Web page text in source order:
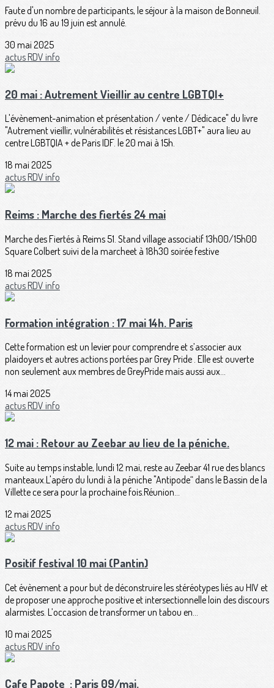
Faute d'un nombre de participants, le séjour à la maison de Bonneuil.
prévu du 16 au 19 juin est annulé.
30 mai 2025
actusRDV info
20 mai : Autrement Vieillir au centre LGBTQI+
L'évènement-animation et présentation / vente / Dédicace" du livre
"Autrement vieillir, vulnérabilités et résistances LGBT+" aura lieu au
centre LGBTQIA + de Paris IDF. le 20 mai à 15h.
18 mai 2025
actus RDV info
Reims : Marche des fiertés 24 mai
Marche des Fiertés à Reims 51. Stand village associatif 13h00/15h00
Square Colbert suivi de la marcheet à 18h30 soirée festive
18 mai 2025
actusRDV info
Formation intégration : 17 mai 14h. Paris
Cette formation est un levier pour comprendre et s’associer aux
plaidoyers et autres actions portées par Grey Pride . Elle est ouverte
non seulement aux membres de GreyPride mais aussi aux...
14 mai 2025
actus RDV info
12 mai : Retour au Zeebar au lieu de la péniche.
Suite au temps instable, lundi 12 mai, reste au Zeebar 41 rue des blancs
manteaux.L'apéro du lundi à la péniche "Antipode“ dans le Bassin de la
Villette ce sera pour la prochaine fois.Réunion...
12 mai 2025
actusRDV info
Positif festival 10 mai (Pantin)
Cet évènement a pour but de déconstruire les stéréotypes liés au HIV et
de proposer une approche positive et intersectionnelle loin des discours
alarmistes. L’occasion de transformer un tabou en...
10 mai 2025
actusRDV info
Cafe Papote : Paris 09/mai.